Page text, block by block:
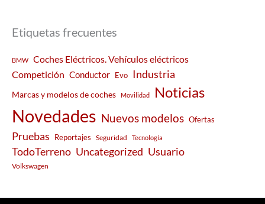
Etiquetas frecuentes
BMW
Coches Eléctricos. Vehículos eléctricos
Competición Conductor Evo Industria
Marcas y modelos de coches Movilidad Noticias
Novedades Nuevos modelos Ofertas
Pruebas Reportajes Seguridad Tecnología
TodoTerreno Uncategorized Usuario
Volkswagen